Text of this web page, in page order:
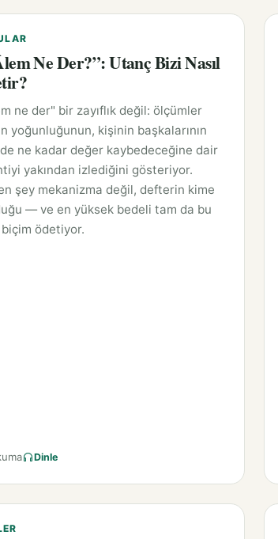
Ne Der?”: Utanç Bizi Nasıl
ne der" bir zayıflık değil: ölçümler
yoğunluğunun, kişinin başkalarının
ne kadar değer kaybedeceğine dair
yakından izlediğini gösteriyor.
şey mekanizma değil, defterin kime
— ve en yüksek bedeli tam da bu
biçim ödetiyor.
Dinle